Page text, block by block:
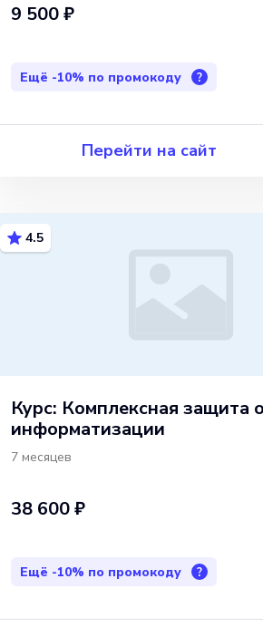
9 500 ₽
Ещё -10% по промокоду ?
Перейти на сайт
4.5
Курс: Комплексная защита
информатизации
7 месяцев
38 600 ₽
Ещё -10% по промокоду ?